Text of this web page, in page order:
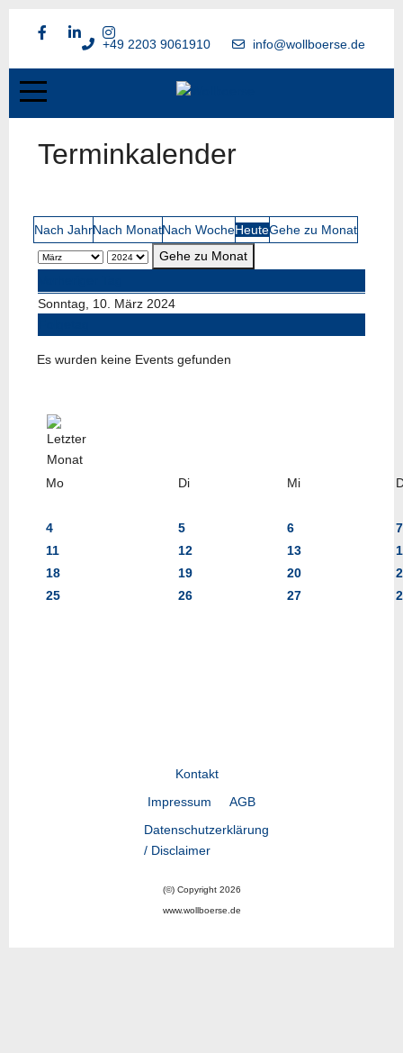
+49 2203 9061910 info@wollboerse.de
Terminkalender
Nach JahrNach MonatNach WocheHeuteGehe zu Monat
Gehe zu Monat
Sonntag, 10. März 2024
Es wurden keine Events gefunden
Mo Di Mi
4 5 6
7
11
12 13
18
19 20
25
26 27
Kontakt
Impressum
AGB
Datenschutzerklärung
/ Disclaimer
(©) Copyright 2026
www.wollboerse.de